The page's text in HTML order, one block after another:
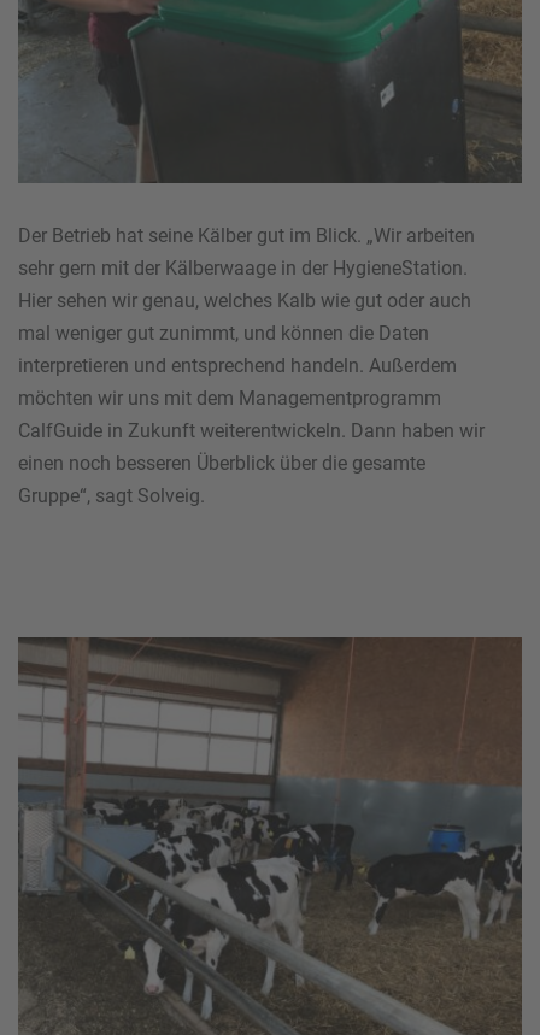
Der Betrieb hat seine Kälber gut im Blick. „Wir arbeiten
sehr gern mit der Kälberwaage in der HygieneStation.
Hier sehen wir genau, welches Kalb wie gut oder auch
mal weniger gut zunimmt, und können die Daten
interpretieren und entsprechend handeln. Außerdem
möchten wir uns mit dem Managementprogramm
CalfGuide in Zukunft weiterentwickeln. Dann haben wir
einen noch besseren Überblick über die gesamte
Gruppe“, sagt Solveig.